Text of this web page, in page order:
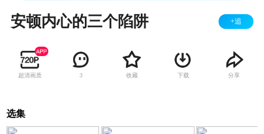
安顿内心的三个陷阱 +追
超清画质 3 收藏 下载 分享
选集